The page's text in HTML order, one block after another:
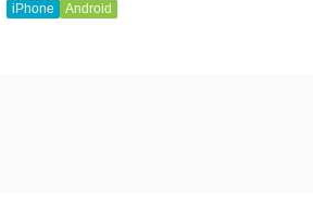
iPhone
Android